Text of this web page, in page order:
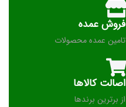
فروش عمده
تامین عمده محصولات
اصالت کالاها
از برترین برندها